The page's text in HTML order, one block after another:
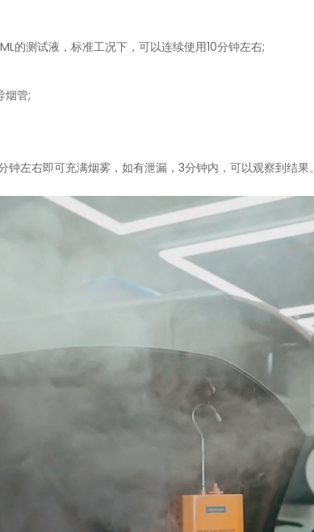
的测试液，标准工况下，可以连续使用10分钟左右;
烟管;
左右即可充满烟雾，如有泄漏，3分钟内，可以观察到结果。